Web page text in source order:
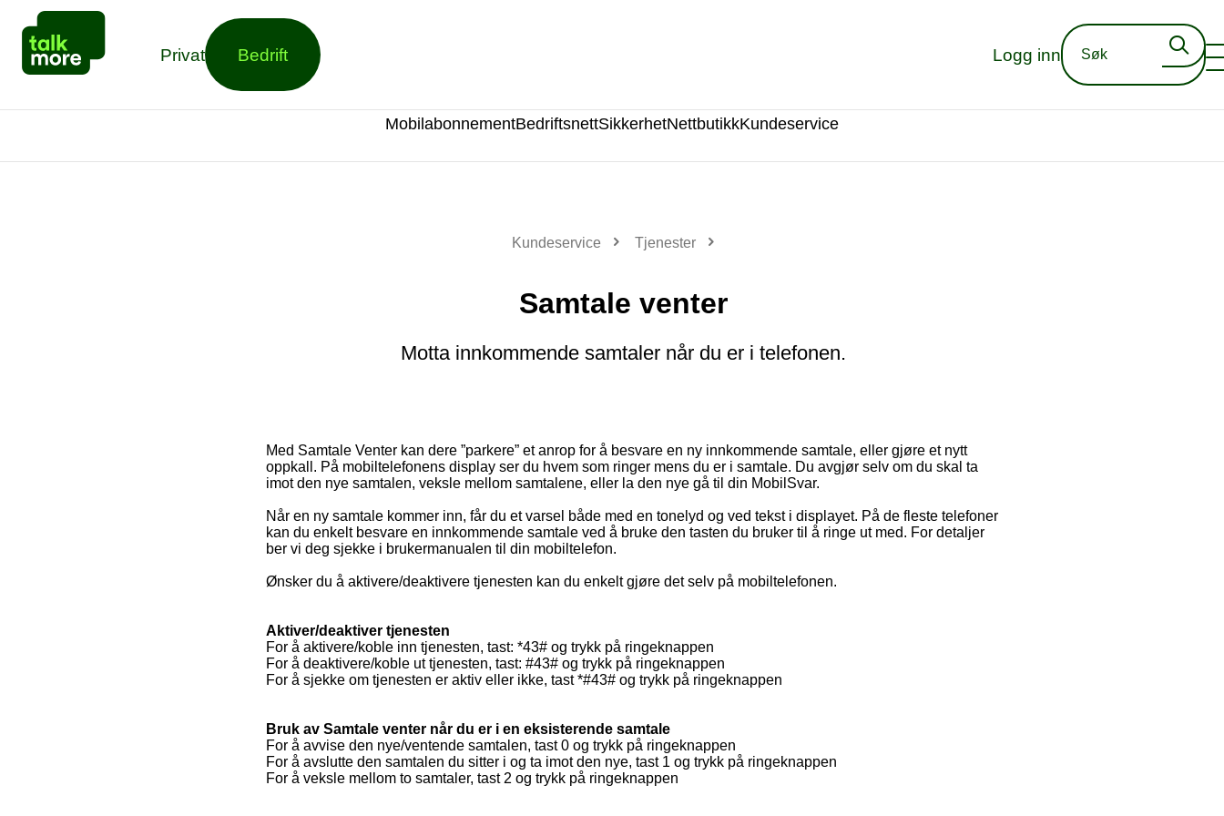
Privat Bedrift Logg inn
MobilabonnementBedriftsnettSikkerhetNettbutikkKundeservice
Kundeservice Tjenester
Samtale venter
Motta innkommende samtaler når du er i telefonen.
Med Samtale Venter kan dere ”parkere” et anrop for å besvare en ny innkommende samtale, eller gjøre et nytt
oppkall. På mobiltelefonens display ser du hvem som ringer mens du er i samtale. Du avgjør selv om du skal ta
imot den nye samtalen, veksle mellom samtalene, eller la den nye gå til din MobilSvar.
Når en ny samtale kommer inn, får du et varsel både med en tonelyd og ved tekst i displayet. På de fleste telefoner
kan du enkelt besvare en innkommende samtale ved å bruke den tasten du bruker til å ringe ut med. For detaljer
ber vi deg sjekke i brukermanualen til din mobiltelefon.
Ønsker du å aktivere/deaktivere tjenesten kan du enkelt gjøre det selv på mobiltelefonen.
Aktiver/deaktiver tjenesten
For å aktivere/koble inn tjenesten, tast: *43# og trykk på ringeknappen
For å deaktivere/koble ut tjenesten, tast: #43# og trykk på ringeknappen
For å sjekke om tjenesten er aktiv eller ikke, tast *#43# og trykk på ringeknappen
Bruk av Samtale venter når du er i en eksisterende samtale
For å avvise den nye/ventende samtalen, tast 0 og trykk på ringeknappen
For å avslutte den samtalen du sitter i og ta imot den nye, tast 1 og trykk på ringeknappen
For å veksle mellom to samtaler, tast 2 og trykk på ringeknappen